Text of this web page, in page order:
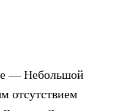
— Небольшой
отсутствием